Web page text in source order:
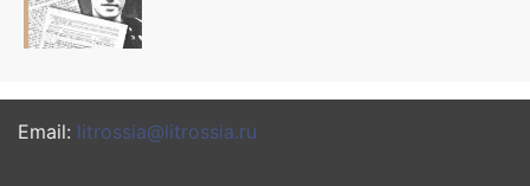
Email: litrossia@litrossia.ru